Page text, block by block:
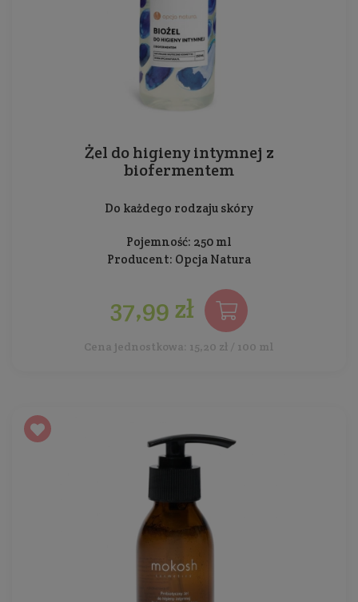
Żel do higieny intymnej z
biofermentem
Do każdego rodzaju skóry
Pojemność: 250 ml
Producent: Opcja Natura
37,99 zł
Cena jednostkowa: 15,20 zł / 100 ml